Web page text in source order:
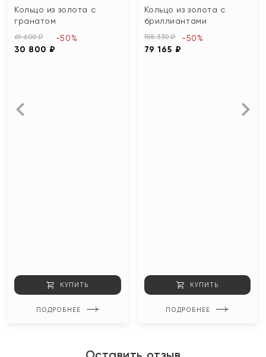
Кольцо из золота с
гранатом
61 600 ₽
30 800 ₽
-50%
КУПИТЬ
ПОДРОБНЕЕ
Кольцо из золота с
бриллиантами
158 330 ₽
79 165 ₽
-50%
КУПИТЬ
ПОДРОБНЕЕ